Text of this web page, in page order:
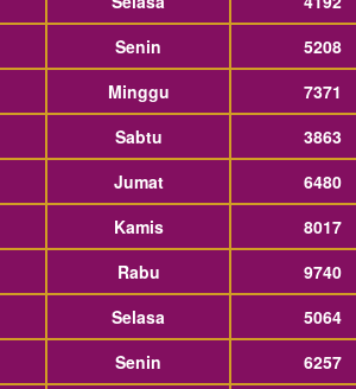
Senin
5208
Minggu
7371
Sabtu
3863
Jumat
6480
Kamis
8017
Rabu
9740
Selasa
5064
Senin 6257